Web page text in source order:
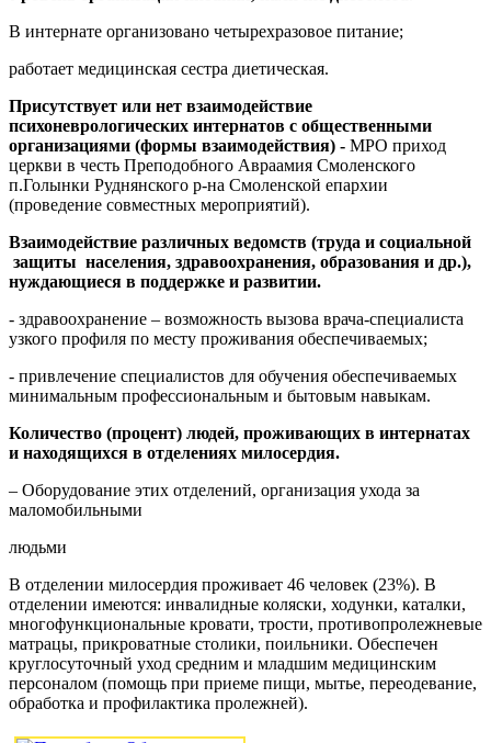
В интернате организовано четырехразовое питание;
работает медицинская сестра диетическая.
Присутствует или нет взаимодействие
психоневрологических интернатов с общественными
организациями (формы взаимодействия) - МРО приход
церкви в честь Преподобного Авраамия Смоленского
п.Голынки Руднянского р-на Смоленской епархии
(проведение совместных мероприятий).
Взаимодействие различных ведомств (труда и социальной
защиты населения, здравоохранения, образования и др.),
нуждающиеся в поддержке и развитии.
- здравоохранение – возможность вызова врача-специалиста
узкого профиля по месту проживания обеспечиваемых;
- привлечение специалистов для обучения обеспечиваемых
минимальным профессиональным и бытовым навыкам.
Количество (процент) людей, проживающих в интернатах
и находящихся в отделениях милосердия.
– Оборудование этих отделений, организация ухода за
маломобильными
людьми
В отделении милосердия проживает 46 человек (23%). В
отделении имеются: инвалидные коляски, ходунки, каталки,
многофункциональные кровати, трости, противопролежневые
матрацы, прикроватные столики, поильники. Обеспечен
круглосуточный уход средним и младшим медицинским
персоналом (помощь при приеме пищи, мытье, переодевание,
обработка и профилактика пролежней).